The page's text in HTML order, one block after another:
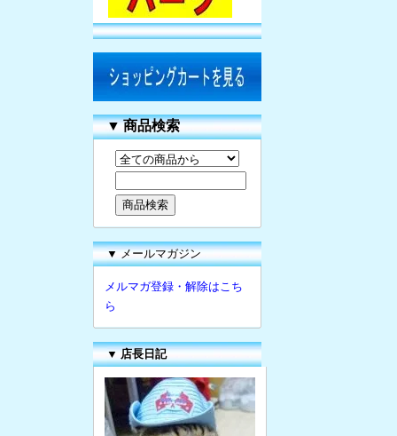
▼商品検索
▼ メールマガジン
メルマガ登録・解除はこち
ら
▼ 店長日記